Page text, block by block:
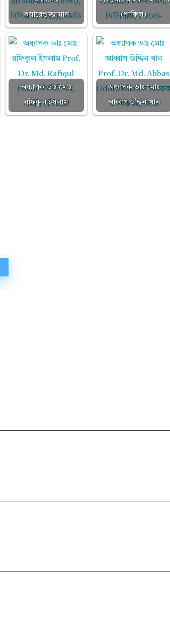
ওয়ারেশুজ্জামান
(শাকিল)
অধ্যাপক ডাঃ মোঃ
রফিকুল ইসলাম
অধ্যাপক ডাঃ মোঃ
আব্বাস উদ্দিন খান